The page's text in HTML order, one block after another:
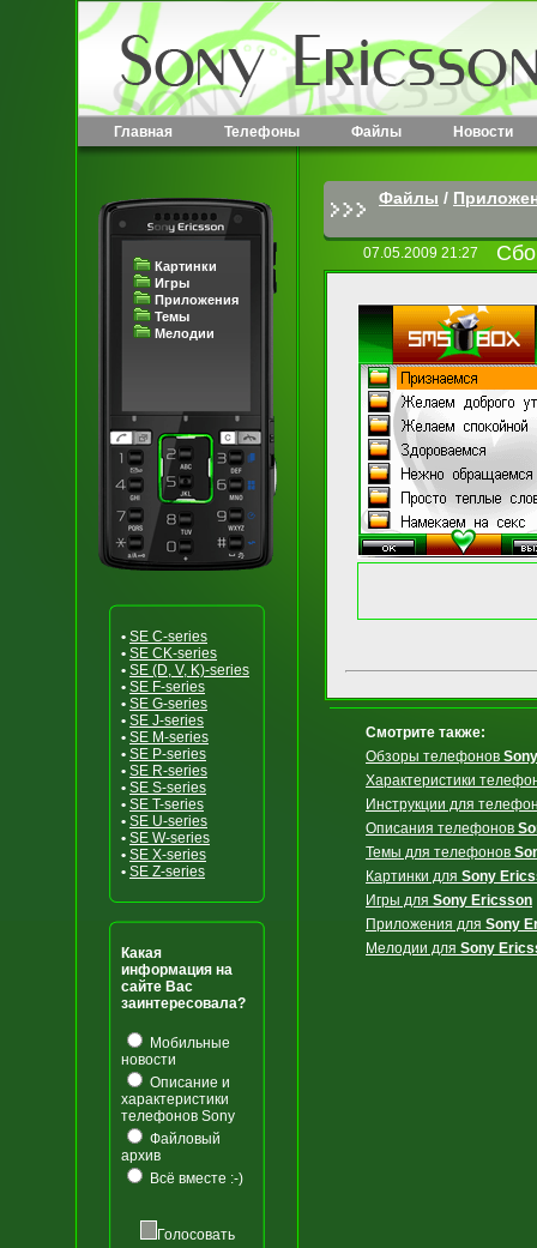
Главная Телефоны Файлы Новости
Картинки
Игры
Приложения
Темы
Мелодии
• SE C-series
• SE CK-series
• SE (D, V, K)-series
• SE F-series
• SE G-series
• SE J-series
• SE M-series
• SE P-series
• SE R-series
• SE S-series
• SE T-series
• SE U-series
• SE W-series
• SE X-series
• SE Z-series
Какая
информация на
сайте Вас
заинтересовала?
Мобильные
новости
Описание и
характеристики
телефонов Sony
Файловый
архив
Всё вместе :-)
Голосовать
Файлы /
07.05.2009 21:27
Смотрите также:
Обзоры телефонов
Характеристики
Инструкции для
Описания телефонов
Темы для телефонов
Картинки для Sony
Игры для Sony Ericsson
Приложения для Sony
Мелодии для Sony